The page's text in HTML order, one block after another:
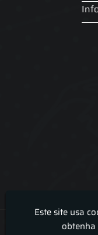
Lira Luz
Este site usa